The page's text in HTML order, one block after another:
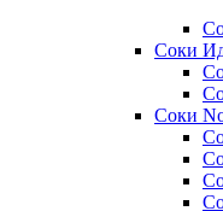
Соки
Соки